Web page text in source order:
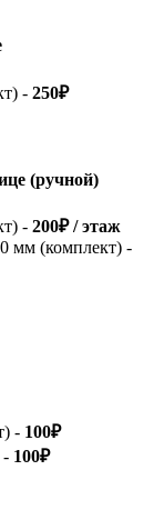
- 250₽
(ручной)
- 200₽ / этаж
мм (комплект) -
- 100₽
- 100₽